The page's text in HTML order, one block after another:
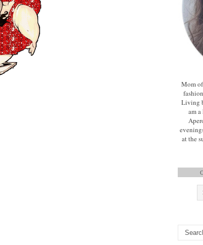
Mom
Living
am
at the